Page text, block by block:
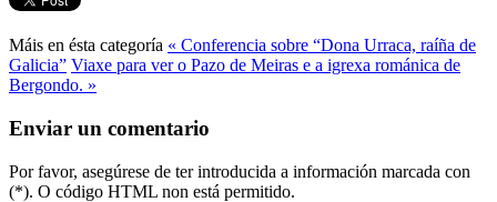
Máis en ésta categoría « Conferencia sobre “Dona Urraca, raíña de
Galicia” Viaxe para ver o Pazo de Meiras e a igrexa románica de
Bergondo. »
Enviar un comentario
Por favor, asegúrese de ter introducida a información marcada con
(*). O código HTML non está permitido.